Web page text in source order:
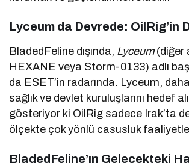
Lyceum da Devrede: OilRig’in
BladedFeline dışında, Lyceum(diğer
HEXANE veya Storm-0133) adlı
da ESET’in radarında. Lyceum,
sağlık ve devlet kuruluşlarını hedef
gösteriyor ki OilRig sadece Irak’ta
ölçekte çok yönlü casusluk
BladedFeline’ın Gelecekteki